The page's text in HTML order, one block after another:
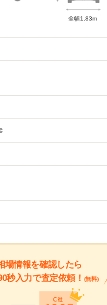
全幅1.83m
場情報を確認したら
秒入力で査定依頼！ (無料)